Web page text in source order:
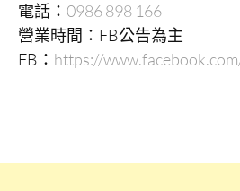
電話： 0986 898 166
營業時間：FB公告為主
FB： https://